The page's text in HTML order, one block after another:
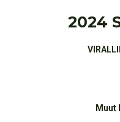
2024
Muut